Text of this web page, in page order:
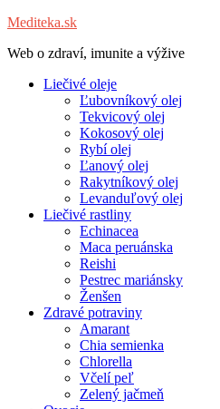
Mediteka.sk
Web o zdraví, imunite a výžive
Liečivé oleje
Ľubovníkový olej
Tekvicový olej
Kokosový olej
Rybí olej
Ľanový olej
Rakytníkový olej
Levanduľový olej
Liečivé rastliny
Echinacea
Maca peruánska
Reishi
Pestrec mariánsky
Ženšen
Zdravé potraviny
Amarant
Chia semienka
Chlorella
Včelí peľ
Zelený jačmeň